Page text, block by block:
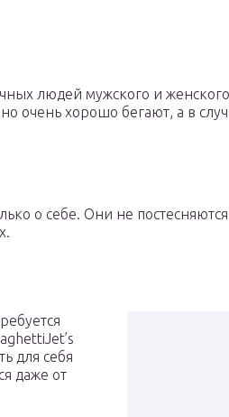
людей мужского и
очень хорошо бегают, а в
о себе. Они не постесняются
для себя
даже от